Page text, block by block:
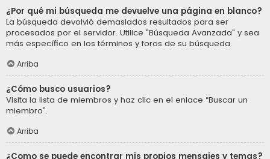
¿Por qué mi búsqueda me devuelve una página en blanco?
La búsqueda devolvió demasiados resultados para ser
procesados por el servidor. Utilice "Búsqueda Avanzada" y sea
más específico en los términos y foros de su búsqueda.
Arriba
¿Cómo busco usuarios?
Visita la lista de miembros y haz clic en el enlace “Buscar un
miembro”.
Arriba
¿Como se puede encontrar mis propios mensajes y temas?